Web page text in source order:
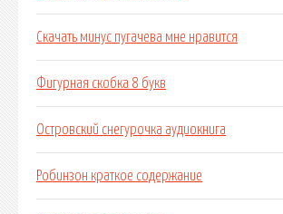
Скачать минус пугачева мне нравится
Фигурная скобка 8 букв
Островский снегурочка аудиокнига
Робинзон краткое содержание